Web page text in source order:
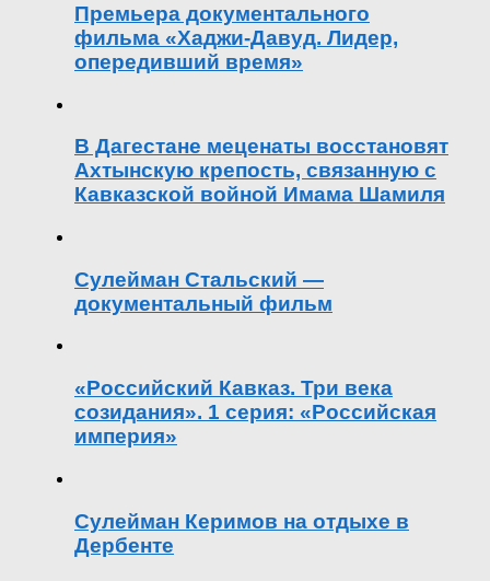
Премьера документального
фильма «Хаджи-Давуд. Лидер,
опередивший время»
В Дагестане меценаты восстановят
Ахтынскую крепость, связанную с
Кавказской войной Имама Шамиля
Сулейман Стальский —
документальный фильм
«Российский Кавказ. Три века
созидания». 1 серия: «Российская
империя»
Сулейман Керимов на отдыхе в
Дербенте